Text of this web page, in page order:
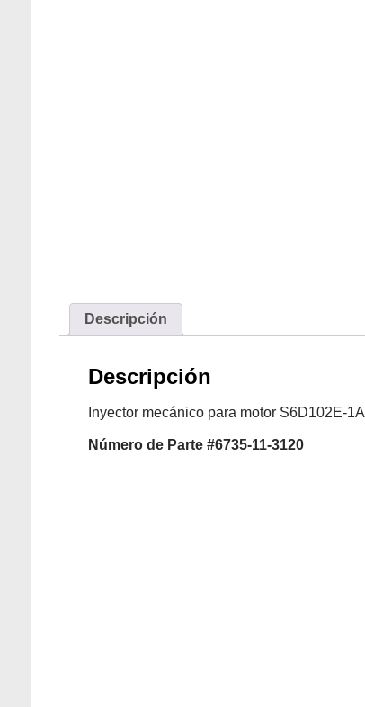
Descripción
Descripción
Inyector mecánico para motor S6D102E-
Númerode Parte #6735-11-3120